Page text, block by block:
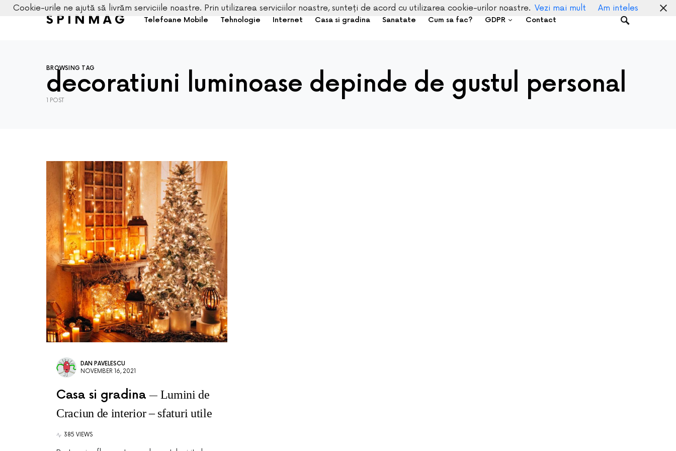
SPINMAG Telefoane Mobile Tehnologie Internet Casa si gradina Sanatate Cum sa fac? GDPR Contact
BROWSING TAG
decoratiuni luminoase depinde de gustul personal
1 POST
DAN PAVELESCU
NOVEMBER 16, 2021
Casa si gradina
Lumini de
Craciun de interior – sfaturi utile
385 VIEWS
Cookie-urile ne ajută să livrăm serviciile noastre. Prin utilizarea serviciilor noastre, sunteți de acord cu utilizarea cookie-urilor noastre. Vezi mai mult Am inteles